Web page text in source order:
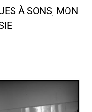
À SONS, MON